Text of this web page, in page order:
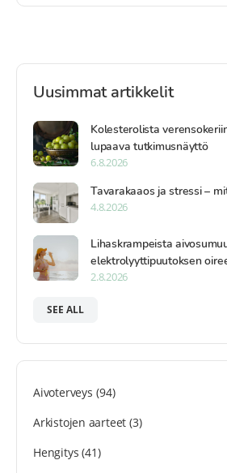
Uusimmat artikkelit
Kolesterolista
lupaava tutkimusnäyttö
6.8.2026
Tavarakaaos ja stressi –
4.8.2026
Lihaskrampeista
elektrolyyttipuutoksen
2.8.2026
SEE ALL
Aivoterveys (94)
Arkistojen aarteet (3)
Hengitys (41)